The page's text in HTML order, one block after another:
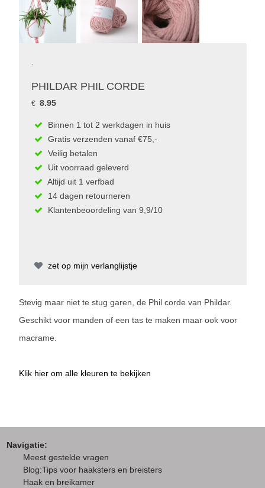
PHILDAR PHIL CORDE
€ 8.95
Binnen 1 tot 2 werkdagen in huis
Gratis verzenden vanaf €75,-
Veilig betalen
Uit voorraad geleverd
Altijd uit 1 verfbad
14 dagen retourneren
Klantenbeoordeling van 9,9/10
zet op mijn verlanglijstje
Stevig maar niet te stug garen, de Phil corde van Phildar.
Geschikt voor manden of een tas te maken maar ook voor
macrame.
Klik hier om alle kleuren te bekijken
Navigatie:
Meest gestelde vragen
Blog:Tips voor haaksters en breisters
Haak en breikamer